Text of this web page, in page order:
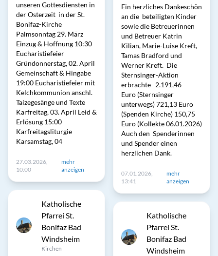
unseren Gottesdiensten in
der Osterzeit in der St.
Bonifaz-Kirche
Palmsonntag 29. März
Einzug & Hoffnung 10:30
Eucharistiefeier
Gründonnerstag, 02. April
Gemeinschaft & Hingabe
19:00 Eucharistiefeier mit
Kelchkommunion anschl.
Taizegesänge und Texte
Karfreitag, 03. April Leid &
Erlösung 15:00
Karfreitagsliturgie
Karsamstag, 04
27.03.2026,
10:00
mehr
anzeigen
Katholische
Pfarrei St.
Bonifaz Bad
Windsheim
Kirchen
Ein herzliches Dankeschön
an die beteiligten Kinder
sowie die Betreuerinnen
und Betreuer Katrin
Kilian, Marie-Luise Kreft,
Tamas Bradford und
Werner Kreft. Die
Sternsinger-Aktion
erbrachte 2.191,46
Euro (Sternsinger
unterwegs) 721,13 Euro
(Spenden Kirche) 150,75
Euro (Kollekte 06.01.2026)
Auch den Spenderinnen
und Spender einen
herzlichen Dank.
07.01.2026,
13:41
mehr
anzeigen
Katholische
Pfarrei St.
Bonifaz Bad
Windsheim